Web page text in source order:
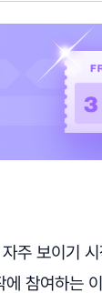
주 보이기
참여하는